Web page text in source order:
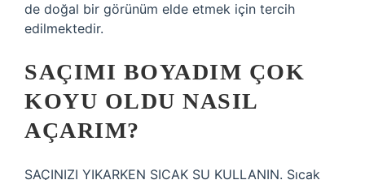
de doğal bir görünüm elde etmek için tercih
edilmektedir.
SAÇIMI BOYADIM ÇOK
KOYU OLDU NASIL
AÇARIM?
SAÇINIZI YIKARKEN SICAK SU KULLANIN. Sıcak